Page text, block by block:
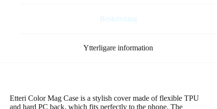
Beskrivning
Ytterligare information
Etteri Color Mag Case is a stylish cover made of flexible TPU
and hard PC back, which fits perfectly to the phone. The